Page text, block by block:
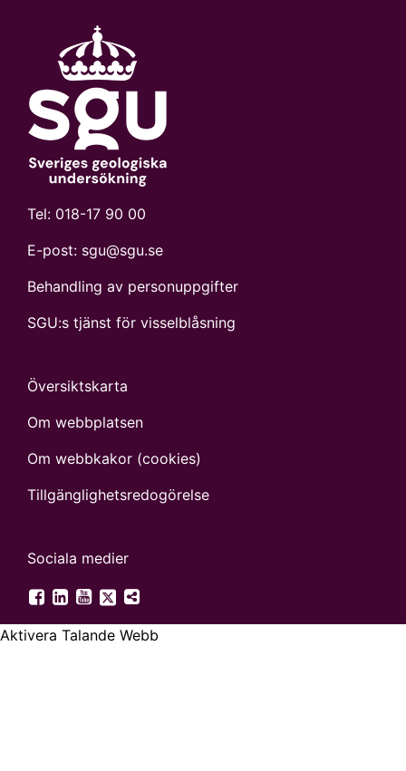
Tel: 018-17 90 00
E-post: sgu@sgu.se
Behandling av personuppgifter
SGU:s tjänst för visselblåsning
Översiktskarta
Om webbplatsen
Om webbkakor (cookies)
Tillgänglighets­redogörelse
Sociala medier
SGU på Facebook
SGU på LinkedIn
SGU på YouTube
SGU på Twitter
Fler digitala kanaler
Aktivera Talande Webb